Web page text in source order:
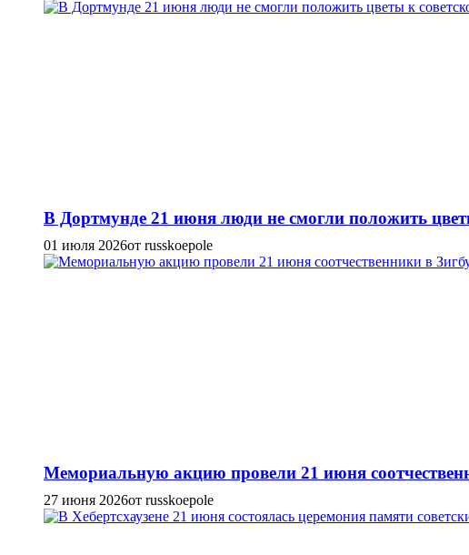
В Дортмунде 21 июня люди не смогли положить
01 июля 2026от russkoepole
Мемориальную акцию провели 21 июня
27 июня 2026от russkoepole